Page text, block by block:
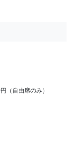
（自由席のみ）